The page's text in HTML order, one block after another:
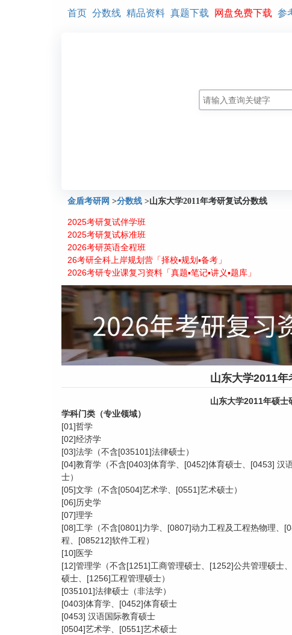
首页 分数线 精品资料 真题下载 网盘免费下载 参
金盾考研网 >分数线 >山东大学2011年考研复试分数线
2025考研复试伴学班
2025考研复试标准班
2026考研英语全程班
26考研全科上岸规划营「择校▪规划▪备考」
2026考研专业课复习资料「真题▪笔记▪讲义▪题库」
山东大学2011
山东大学2011年硕士
学科门类（专业领域）
[01]哲学
[02]经济学
[03]法学（不含[035101]法律硕士）
[04]教育学（不含[0403]体育学、[0452]体育硕士、[0453] 汉
士）
[05]文学（不含[0504]艺术学、[0551]艺术硕士）
[06]历史学
[07]理学
[08]工学（不含[0801]力学、[0807]动力工程及工程热物理、
程、[085212]软件工程）
[10]医学
[12]管理学（不含[1251]工商管理硕士、[1252]公共管理硕士
硕士、[1256]工程管理硕士）
[035101]法律硕士（非法学）
[0403]体育学、 [0452]体育硕士
[0453] 汉语国际教育硕士
[0504]艺术学、 [0551]艺术硕士